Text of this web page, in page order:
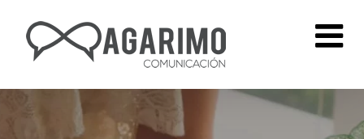
contenido